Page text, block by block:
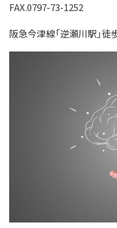
FAX.0797-73-1252
阪急今津線「逆瀬川駅」徒